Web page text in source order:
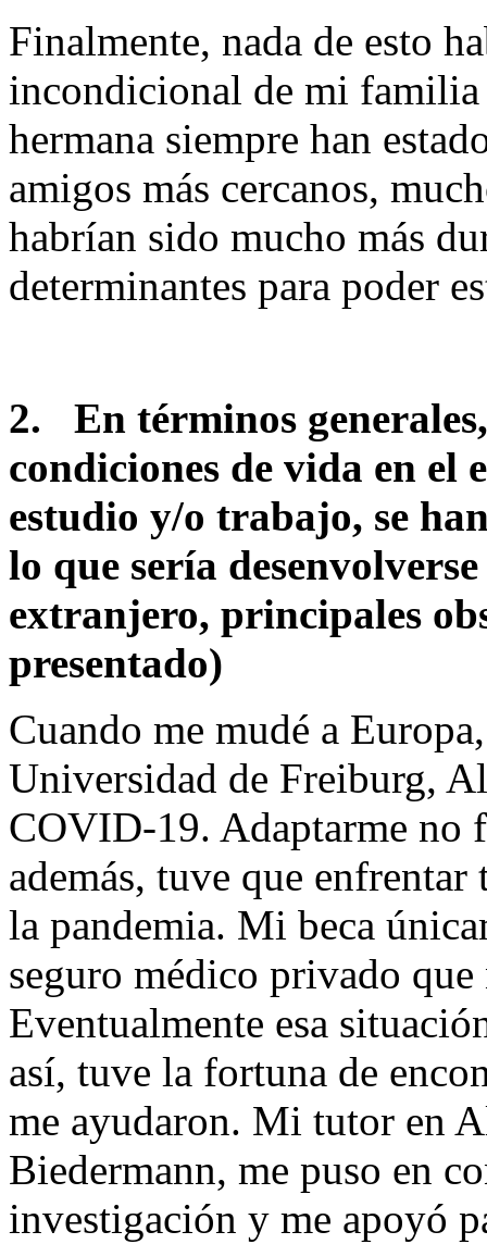
Finalmente, nada de esto
incondicional de mi
hermana siempre han
amigos más cercanos,
habrían sido mucho más
determinantes para poder
2. En términos
condiciones de vida en
estudio y/o trabajo, se
lo que sería
extranjero, principales
presentado)
Cuando me mudé a
Universidad de Freiburg,
COVID-19. Adaptarme no
además, tuve que
la pandemia. Mi beca
seguro médico privado
Eventualmente esa
así, tuve la fortuna de
me ayudaron. Mi tutor en
Biedermann, me puso en
investigación y me apoyó